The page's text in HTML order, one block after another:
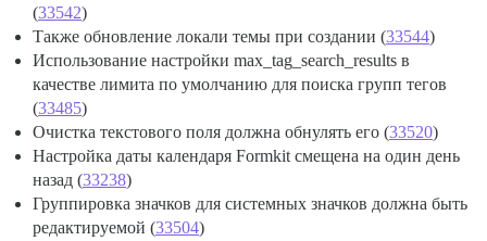
(33542)
Также обновление локали темы при создании (33544)
Использование настройки max_tag_search_results в
качестве лимита по умолчанию для поиска групп тегов
(33485)
Очистка текстового поля должна обнулять его (33520)
Настройка даты календаря Formkit смещена на один день
назад (33238)
Группировка значков для системных значков должна быть
редактируемой (33504)